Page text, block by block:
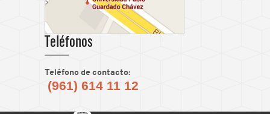
Teléfonos
Teléfono de contacto:
(961) 614 11 12